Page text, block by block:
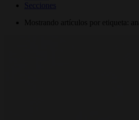
Secciones
Mostrando artículos por etiqueta: